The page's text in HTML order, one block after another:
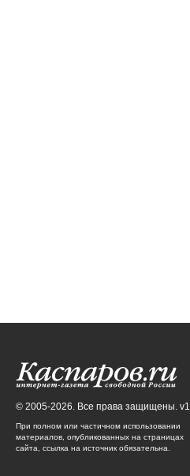
© 2005-2026. Все права защищены. v1
При полном или частичном использовании
материалов, опубликованных на страницах
сайта, ссылка на источник обязательна.